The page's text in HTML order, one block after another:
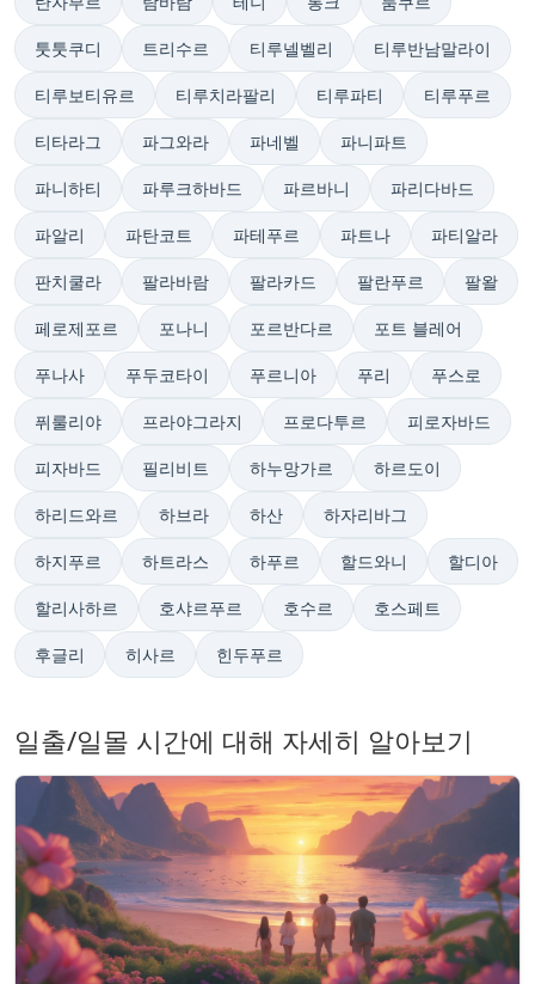
툿툿쿠디 트리수르 티루넬벨리 티루반남말라이
티루보티유르 티루치라팔리 티루파티 티루푸르
티타라그 파그와라 파네벨 파니파트
파니하티 파루크하바드 파르바니 파리다바드
파알리 파탄코트 파테푸르 파트나 파티알라
판치쿨라 팔라바람 팔라카드 팔란푸르 팔왈
페로제포르 포나니 포르반다르 포트 블레어
푸나사 푸두코타이 푸르니아 푸리 푸스로
퓌룰리야 프라야그라지 프로다투르 피로자바드
피자바드 필리비트 하누망가르 하르도이
하리드와르 하브라 하산 하자리바그
하지푸르 하트라스 하푸르 할드와니 할디아
할리사하르 호샤르푸르 호수르 호스페트
후글리 히사르 힌두푸르
일출/일몰 시간에 대해 자세히 알아보기